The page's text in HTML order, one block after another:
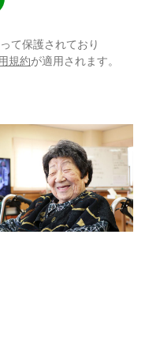
て保護されており
規約が適用されます。